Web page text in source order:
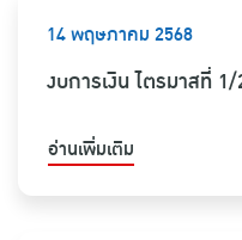
14 พฤษภาคม 2568
งบการเงิน ไตรมาสที่
อ่านเพิ่มเติม